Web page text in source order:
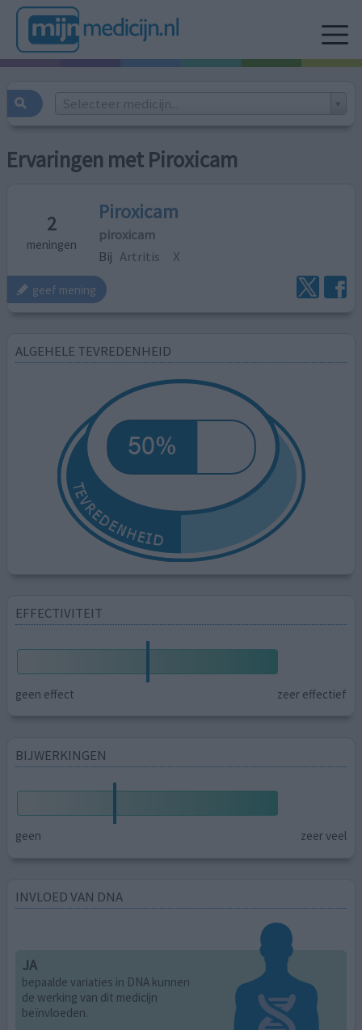
Selecteer medicijn...
Ervaringen met Piroxicam
2
meningen
Piroxicam
piroxicam
Bij Artritis X
geef mening
ALGEHELE TEVREDENHEID
EFFECTIVITEIT
geen effect zeer effectief
BIJWERKINGEN
geen zeer veel
INVLOED VAN DNA
JA
bepaalde variaties in DNA kunnen
de werking van dit medicijn
beïnvloeden.